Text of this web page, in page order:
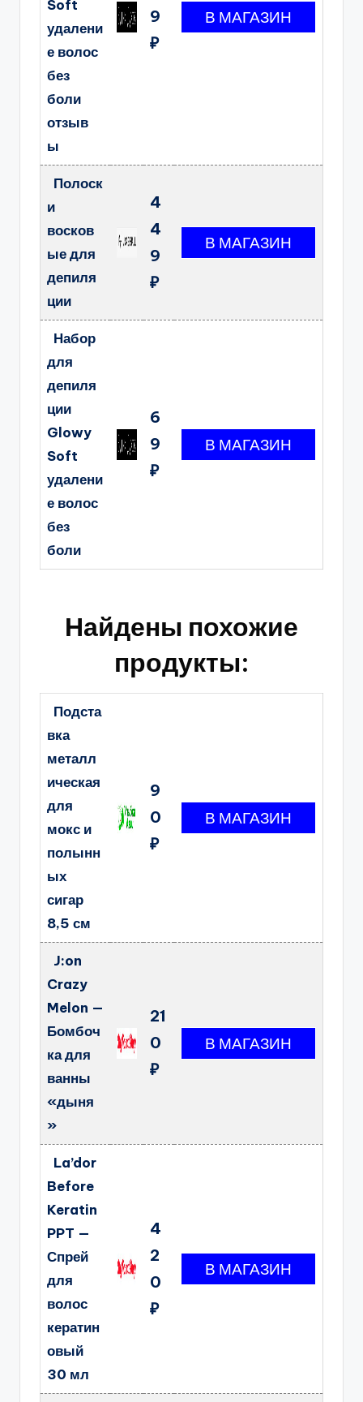
Soft
удалени
е волос
без
боли
отзыв
ы
9
₽
Полоск
и
восков
ые для
депиля
ции
4
4
9
₽
Набор
для
депиля
ции
Glowy
Soft
удалени
е волос
без
боли
6
9
₽
Найдены похожие
продукты:
Подста
вка
металл
ическая
для
мокс и
полынн
ых
сигар
8,5 см
9
0
₽
J:on
Crazy
Melon —
Бомбоч
ка для
ванны
«дыня
»
21
0
₽
La’dor
Before
Keratin
PPT —
Спрей
для
волос
кератин
овый
30 мл
4
2
0
₽